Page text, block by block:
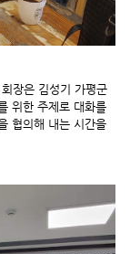
장은 김성기 가평군
위한 주제로 대화를
협의해 내는 시간을